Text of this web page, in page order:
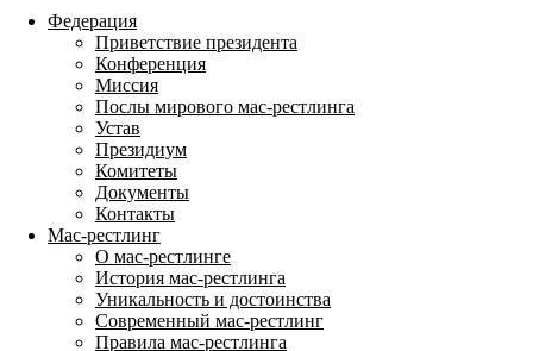
Федерация
Приветствие президента
Конференция
Миссия
Послы мирового мас-рестлинга
Устав
Президиум
Комитеты
Документы
Контакты
Мас-рестлинг
О мас-рестлинге
История мас-рестлинга
Уникальность и достоинства
Современный мас-рестлинг
Правила мас-рестлинга